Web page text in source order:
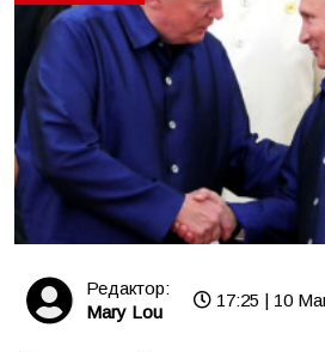
Редактор:
Mary Lou
17:25 | 10